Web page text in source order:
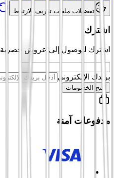
تفضيلات ملفات تعريف الارتباط
اشترك
اشترك للوصول إلى عروض حصرية
بريدك الإلكتروني
افتح الخصومات
مدفوعات آمنة